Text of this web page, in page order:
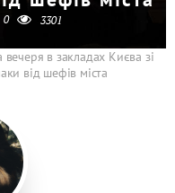
0 3301
в закладах Києва зі
від шефів міста